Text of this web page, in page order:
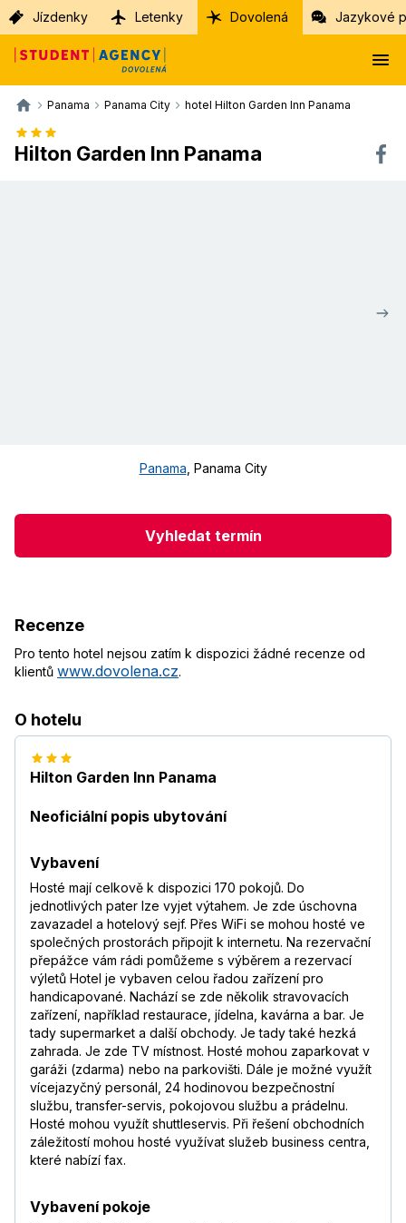
Jízdenky Letenky Dovolená Jazykové
Panama Panama City hotel Hilton Garden Inn Panama
Hilton Garden Inn Panama
Panama Panama City
Vyhledat termín
Recenze
Pro tento hotel nejsou zatím k dispozici žádné recenze od
klientů www.dovolena.cz.
O hotelu
Hilton Garden Inn Panama
Neoficiální popis ubytování
Vybavení
Hosté mají celkově k dispozici 170 pokojů. Do
jednotlivých pater lze vyjet výtahem. Je zde úschovna
zavazadel a hotelový sejf. Přes WiFi se mohou hosté ve
společných prostorách připojit k internetu. Na rezervační
přepážce vám rádi pomůžeme s výběrem a rezervací
výletů Hotel je vybaven celou řadou zařízení pro
handicapované. Nachází se zde několik stravovacích
zařízení, například restaurace, jídelna, kavárna a bar. Je
tady supermarket a další obchody. Je tady také hezká
zahrada. Je zde TV místnost. Hosté mohou zaparkovat v
garáži (zdarma) nebo na parkovišti. Dále je možné využít
vícejazyčný personál, 24 hodinovou bezpečnostní
službu, transfer-servis, pokojovou službu a prádelnu.
Hosté mohou využít shuttleservis. Při řešení obchodních
záležitostí mohou hosté využívat služeb business centra,
které nabízí fax.
Vybavení pokoje